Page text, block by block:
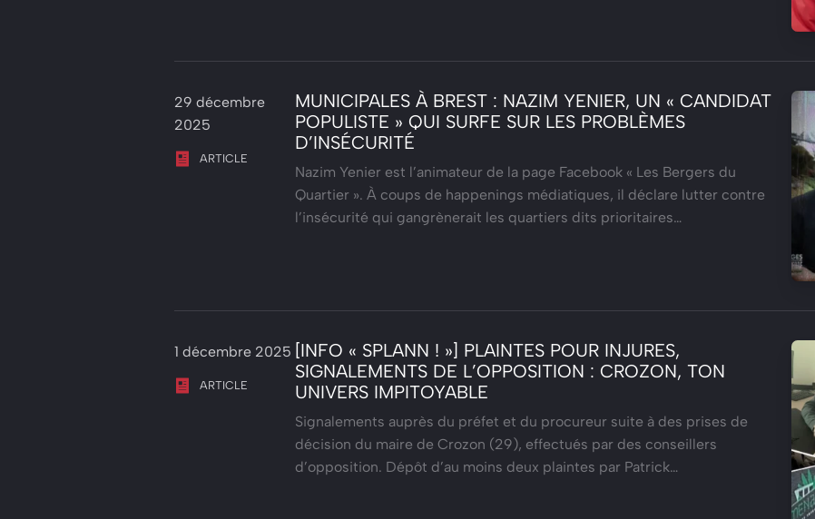
29 décembre
2025
ARTICLE
MUNICIPALES À BREST : NAZIM YENIER, UN « CANDIDAT
POPULISTE » QUI SURFE SUR LES PROBLÈMES
D’INSÉCURITÉ
Nazim Yenier est l’animateur de la page Facebook « Les Bergers du
Quartier ». À coups de happenings médiatiques, il déclare lutter contre
l’insécurité qui gangrènerait les quartiers dits prioritaires…
1 décembre 2025
ARTICLE
[INFO « SPLANN ! »] PLAINTES POUR INJURES,
SIGNALEMENTS DE L’OPPOSITION : CROZON, TON
UNIVERS IMPITOYABLE
Signalements auprès du préfet et du procureur suite à des prises de
décision du maire de Crozon (29), effectués par des conseillers
d’opposition. Dépôt d’au moins deux plaintes par Patrick…